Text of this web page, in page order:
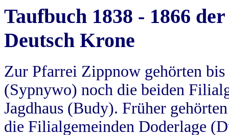
Taufbuch 1838 - 1866
Deutsch Krone
Zur Pfarrei Zippnow gehörten
(Sypnywo) noch die beiden
Jagdhaus (Budy). Früher
die Filialgemeinden Doderlage